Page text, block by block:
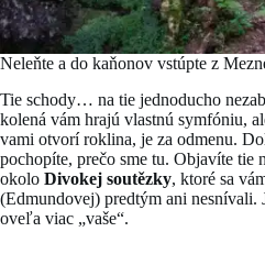
Neleňte a do kaňonov vstúpte z
Tie schody… na tie jednoducho
kolená vám hrajú vlastnú symfóniu,
vami otvorí roklina, je za odmenu.
pochopíte, prečo sme tu. Objavíte tie
okolo Divokej soutězky, ktoré sa
(Edmundovej) predtým ani nesnívali.
oveľa viac „vaše“.